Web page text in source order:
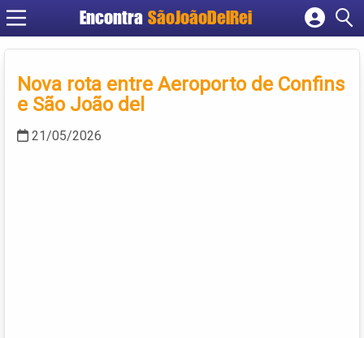
Encontra SãoJoãoDelRei
Cadastrar empresa
Criar conta
Nova rota entre Aeroporto de Confins
e São João del
21/05/2026